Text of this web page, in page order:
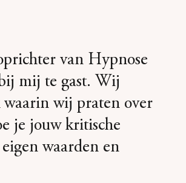
van Hypnose
mij te gast. Wij
waarin wij praten over
je jouw kritische
waarden en